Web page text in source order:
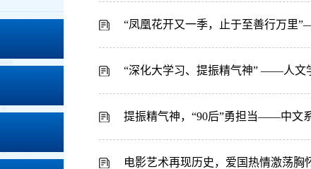
“凤凰花开又一季，止于至善行万里
“深化大学习、提振精气神” ——人文
提振精气神，“90后”勇担当——中文
电影艺术再现历史，爱国热情激荡